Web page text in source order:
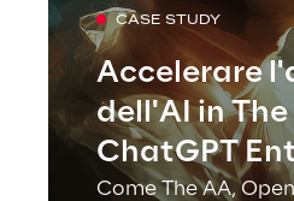
CASE STUDY
Accelerare
dell'AI in
ChatGPT
Come The AA,